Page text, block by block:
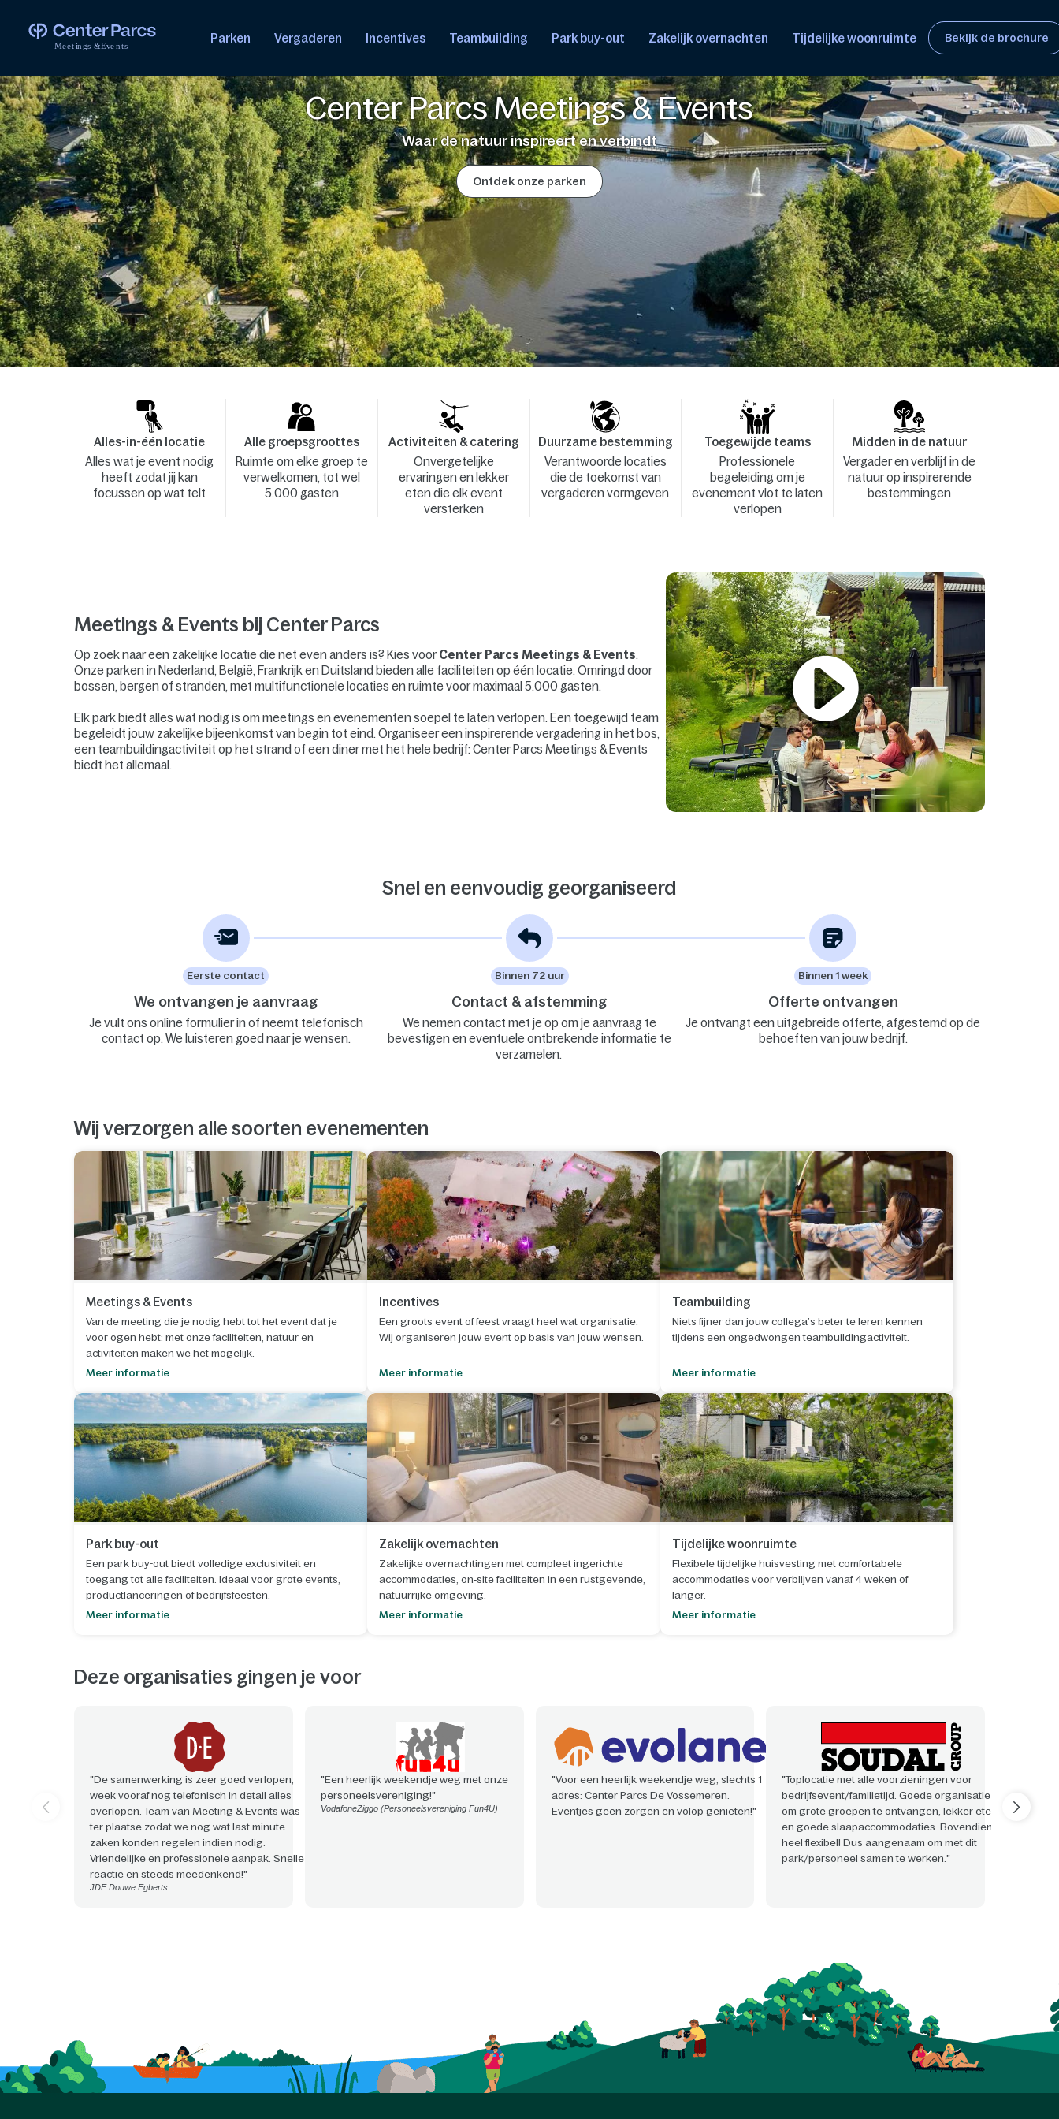
Meetings &Events
Parken Vergaderen Incentives Teambuilding Park buy-out Zakelijk overnachten Tijdelijke woonruimte Bekijk de brochure
Center Parcs Meetings & Events
Waar de natuur inspireert en verbindt
Ontdek onze parken
Alles-in-één locatie
Alles wat je event nodig
heeft zodat jij kan
focussen op wat telt
Alle groepsgroottes
Ruimte om elke groep te
verwelkomen, tot wel
5.000 gasten
Activiteiten & catering
Onvergetelijke
ervaringen en lekker
eten die elk event
versterken
Duurzame bestemming
Verantwoorde locaties
die de toekomst van
vergaderen vormgeven
Toegewijde teams
Professionele
begeleiding om je
evenement vlot te laten
verlopen
Midden in de natuur
Vergader en verblijf in de
natuur op inspirerende
bestemmingen
Meetings & Events bij Center Parcs
Op zoek naar een zakelijke locatie die net even anders is? Kies voorCenter Parcs Meetings & Events.
Onze parken in Nederland, België, Frankrijk en Duitsland bieden alle faciliteiten op één locatie. Omringd door
bossen, bergen of stranden, met multifunctionele locaties en ruimte voor maximaal 5.000 gasten.
Elk park biedt alles wat nodig is om meetings en evenementen soepel te laten verlopen. Een toegewijd team
begeleidt jouw zakelijke bijeenkomst van begin tot eind. Organiseer een inspirerende vergadering in het bos,
een teambuildingactiviteit op het strand of een diner met het hele bedrijf: Center Parcs Meetings & Events
biedt het allemaal.
Snel en eenvoudig georganiseerd
Eerste contact
We ontvangen je aanvraag
Je vult ons online formulier in of neemt telefonisch
contact op. We luisteren goed naar je wensen.
Binnen 72 uur
Contact & afstemming
We nemen contact met je op om je aanvraag te
bevestigen en eventuele ontbrekende informatie te
verzamelen.
Binnen 1 week
Offerte ontvangen
Je ontvangt een uitgebreide offerte, afgestemd op de
behoeften van jouw bedrijf.
Wij verzorgen alle soorten evenementen
Meetings & Events
Van de meeting die je nodig hebt tot het event dat je
voor ogen hebt: met onze faciliteiten, natuur en
activiteiten maken we het mogelijk.
Meer informatie
Incentives
Een groots event of feest vraagt heel wat organisatie.
Wij organiseren jouw event op basis van jouw wensen.
Meer informatie
Teambuilding
Niets fijner dan jouw collega’s beter te leren kennen
tijdens een ongedwongen teambuildingactiviteit.
Meer informatie
Park buy-out
Een park buy-out biedt volledige exclusiviteit en
toegang tot alle faciliteiten. Ideaal voor grote events,
productlanceringen of bedrijfsfeesten.
Meer informatie
Zakelijk overnachten
Zakelijke overnachtingen met compleet ingerichte
accommodaties, on‑site faciliteiten in een rustgevende,
natuurrijke omgeving.
Meer informatie
Tijdelijke woonruimte
Flexibele tijdelijke huisvesting met comfortabele
accommodaties voor verblijven vanaf 4 weken of
langer.
Meer informatie
Deze organisaties gingen je voor
"De samenwerking is zeer goed verlopen,
week vooraf nog telefonisch in detail alles
overlopen. Team van Meeting & Events was
ter plaatse zodat we nog wat last minute
zaken konden regelen indien nodig.
Vriendelijke en professionele aanpak. Snelle
reactie en steeds meedenkend!"
JDE Douwe Egberts
"Een heerlijk weekendje weg met onze
personeelsvereniging!"
VodafoneZiggo (Personeelsvereniging Fun4U)
"Voor een heerlijk weekendje weg, slechts 1
adres: Center Parcs De Vossemeren.
Eventjes geen zorgen en volop genieten!"
"Toplocatie met alle voorzieningen voor
bedrijfsevent/familietijd. Goede organisatie
om grote groepen te ontvangen, lekker eten!
en goede slaapaccommodaties. Bovendien
heel flexibel! Dus aangenaam om met dit
park/personeel samen te werken."
vonden